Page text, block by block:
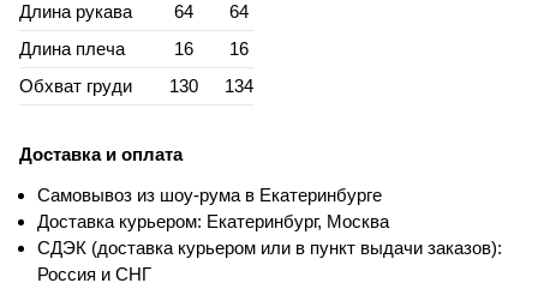
Длина рукава
64
64
Длина плеча
16
16
Обхват груди
130 134
Доставка и оплата
Самовывоз из шоу-рума в Екатеринбурге
Доставка курьером: Екатеринбург, Москва
СДЭК (доставка курьером или в пункт выдачи заказов):
Россия и СНГ